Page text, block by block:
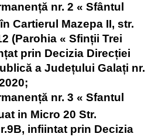
nr. 2 « Sfântul
Cartierul Mazepa II, str.
(Parohia « Sfinții Trei
prin Decizia Direcției
a Județului Galați nr.
nr. 3 « Sfantul
in Micro 20 Str.
infiintat prin Decizia